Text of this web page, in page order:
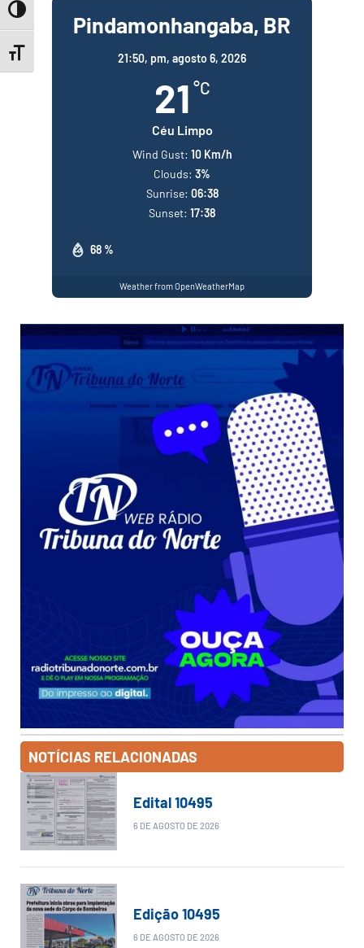
Toggle High Contrast
Toggle Font size
Pindamonhangaba, BR
21:50, pm, agosto 6, 2026
21 °C
Céu Limpo
68 %
Wind Gust: 10 Km/h
Clouds: 3%
Sunrise: 06:38
Sunset: 17:38
Weather from OpenWeatherMap
NOTÍCIAS RELACIONADAS
Edital 10495
6 DE AGOSTO DE 2026
Edição 10495
6 DE AGOSTO DE 2026